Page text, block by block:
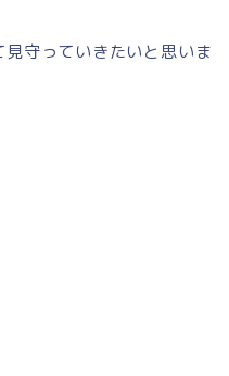
守っていきたいと思いま